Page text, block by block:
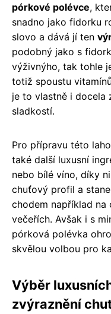
pórkové polévce,
snadno jako fidorku
slovo a dává jí ten
podobný jako s
výživnýho, tak tohle
totiž spoustu
je to vlastně i docela
sladkostí.
Pro přípravu této
také další luxusní
nebo bílé víno, díky
chuťový profil a
chodem například na
večeřích. Avšak i s
pórková polévka
skvělou volbou pro
Výběr
zvýraznění